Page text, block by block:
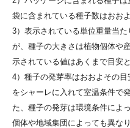
袋に含まれている種子数はおお
3）表示されている単位重量当
が、種子の大きさは植物個体や
示されている値はあくまで目安
4）種子の発芽率はおおよその
をシャーレに入れて室温条件で
た、種子の発芽は環境条件によ
個体や地域集団によっても異な